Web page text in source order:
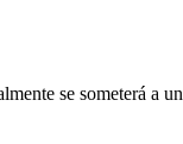
se someterá a